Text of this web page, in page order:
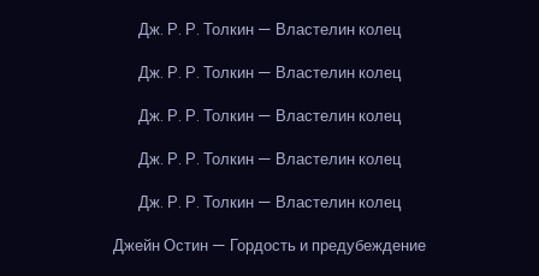
Дж. Р. Р. Толкин — Властелин колец
Дж. Р. Р. Толкин — Властелин колец
Дж. Р. Р. Толкин — Властелин колец
Дж. Р. Р. Толкин — Властелин колец
Дж. Р. Р. Толкин — Властелин колец
Джейн Остин — Гордость и предубеждение